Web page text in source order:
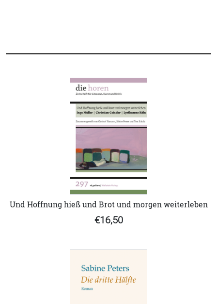
Und Hoffnung hieß und Brot und morgen weiterleben
€16,50